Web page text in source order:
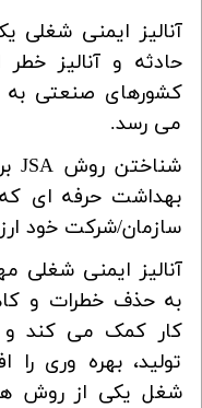
آنالیز ایمنی شغلی
حادثه و آنالیز خطر
کشورهای صنعتی به
می رسد.
بهداشت حرفه ای
سازمان/شرکت خود
آنالیز ایمنی شغلی
به حذف خطرات و
کار کمک می کند و
تولید، بهره وری را
شغل یکی از روش